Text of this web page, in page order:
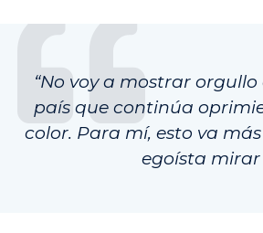
“No voy a mostrar
país que continúa
color. Para mí, esto va
egoísta mirar